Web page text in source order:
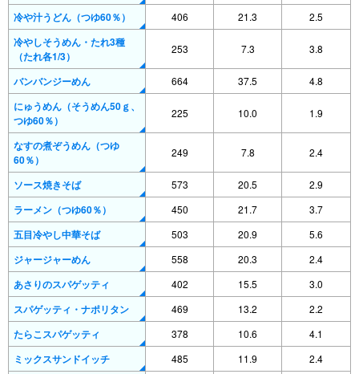
冷や汁うどん（つゆ60％） 406 21.3 2.5
冷やしそうめん・たれ3種
（たれ各1/3）
253 7.3 3.8
バンバンジーめん 664 37.5 4.8
にゅうめん（そうめん50ｇ、
つゆ60％）
225 10.0 1.9
なすの煮ぞうめん（つゆ
60％）
249 7.8 2.4
ソース焼きそば 573 20.5 2.9
ラーメン（つゆ60％） 450 21.7 3.7
五目冷やし中華そば 503 20.9 5.6
ジャージャーめん 558 20.3 2.4
あさりのスパゲッティ 402 15.5 3.0
スパゲッティ・ナポリタン 469 13.2 2.2
たらこスパゲッティ 378 10.6 4.1
ミックスサンドイッチ 485 11.9 2.4